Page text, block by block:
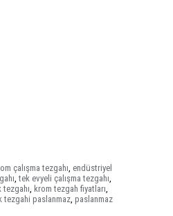
çalışma tezgahı, endüstriyel
, tek evyeli çalışma tezgahı,
, krom tezgah fiyatları,
tezgahi paslanmaz, paslanmaz